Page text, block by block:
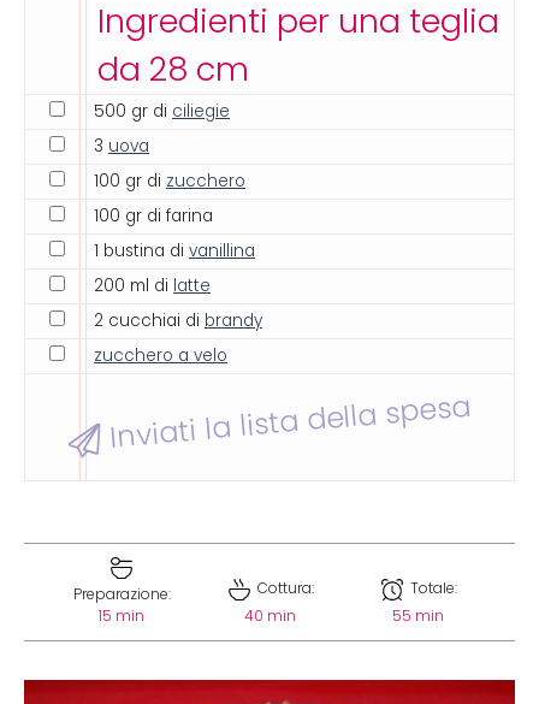
Ingredienti per una teglia
da 28 cm
500 gr di ciliegie
3 uova
100 gr di zucchero
100 gr di farina
1 bustina di vanillina
200 ml di latte
2 cucchiai di brandy
zucchero a velo
Inviati la lista della spesa
Preparazione:
15 min
Cottura:
40 min
Totale:
55 min